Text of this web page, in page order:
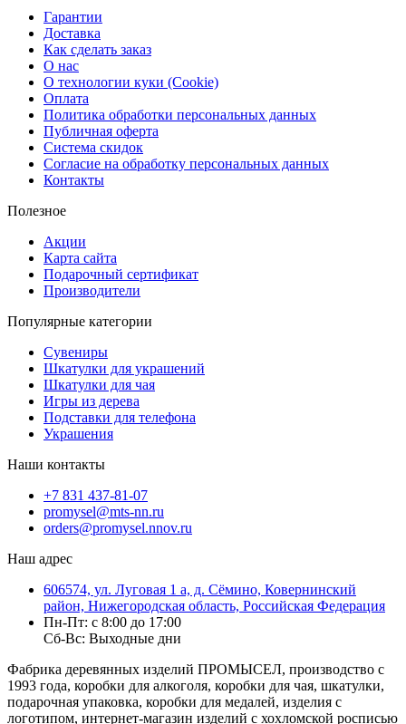
Гарантии
Доставка
Как сделать заказ
О нас
О технологии куки (Cookie)
Оплата
Политика обработки персональных данных
Публичная оферта
Система скидок
Согласие на обработку персональных данных
Контакты
Полезное
Акции
Карта сайта
Подарочный сертификат
Производители
Популярные категории
Сувениры
Шкатулки для украшений
Шкатулки для чая
Игры из дерева
Подставки для телефона
Украшения
Наши контакты
+7 831 437-81-07
promysel@mts-nn.ru
orders@promysel.nnov.ru
Наш адрес
606574, ул. Луговая 1 а, д. Сёмино, Ковернинский
район, Нижегородская область, Российская Федерация
Пн-Пт: с 8:00 до 17:00
Сб-Вс: Выходные дни
Фабрика деревянных изделий ПРОМЫСЕЛ, производство с
1993 года, коробки для алкоголя, коробки для чая, шкатулки,
подарочная упаковка, коробки для медалей, изделия с
логотипом, интернет-магазин изделий с хохломской росписью